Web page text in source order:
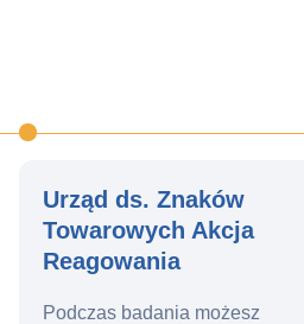
Urząd ds. Znaków
Towarowych Akcja
Reagowania
Podczas badania możesz